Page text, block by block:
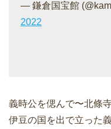
— 鎌倉国宝館
2022
義時公を偲んで〜北條
伊豆の国を出で立った